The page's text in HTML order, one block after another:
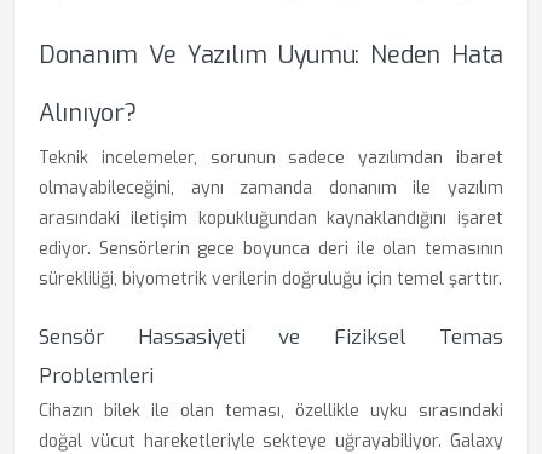
Donanım Ve Yazılım Uyumu: Neden Hata
Alınıyor?
Teknik incelemeler, sorunun sadece yazılımdan ibaret
olmayabileceğini, aynı zamanda donanım ile yazılım
arasındaki iletişim kopukluğundan kaynaklandığını işaret
ediyor. Sensörlerin gece boyunca deri ile olan temasının
sürekliliği, biyometrik verilerin doğruluğu için temel şarttır.
Sensör Hassasiyeti ve Fiziksel Temas
Problemleri
Cihazın bilek ile olan teması, özellikle uyku sırasındaki
doğal vücut hareketleriyle sekteye uğrayabiliyor. Galaxy